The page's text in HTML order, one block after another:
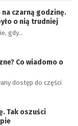
czarną godzinę.
o nią trudniej
gdy…
Co wiadomo o
dostęp do części
Tak oszuści